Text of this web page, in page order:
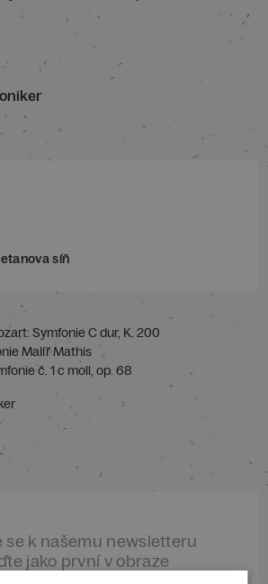
síň
Symfonie C dur, K. 200
Malíř Mathis
č. 1 c moll, op. 68
se k našemu newsletteru
jako první v obraze